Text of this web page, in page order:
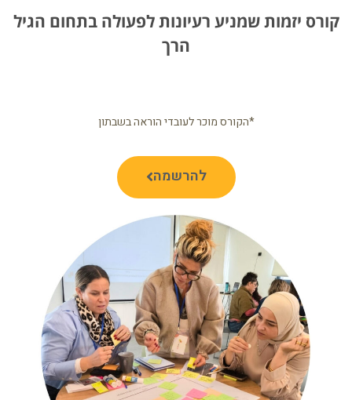
קורס יזמות שמניע רעיונות לפעולה בתחום הגיל
הרך
*הקורס מוכר לעובדי הוראה בשבתון
להרשמה